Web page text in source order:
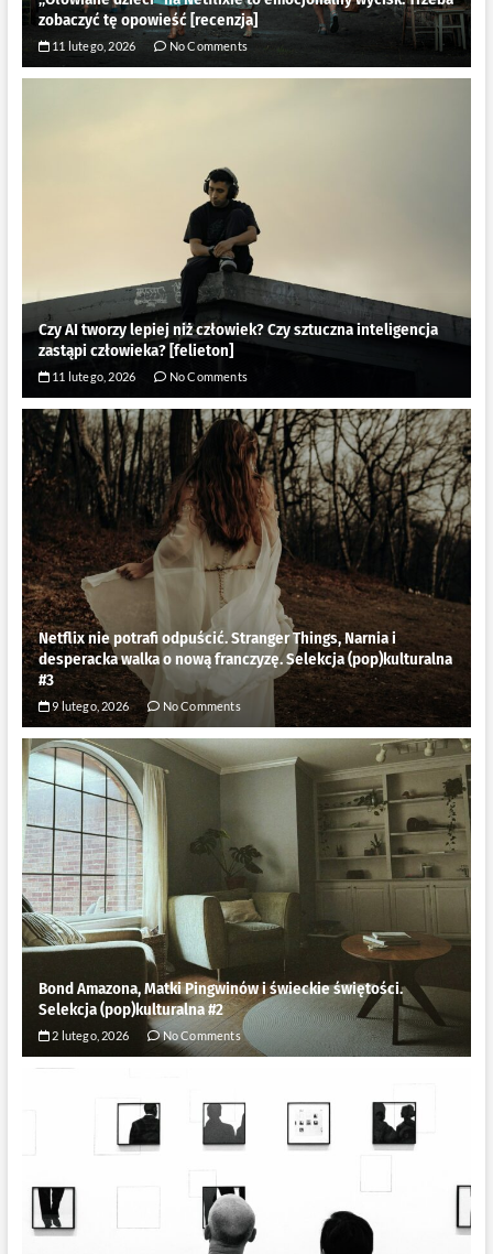
zobaczyć tę opowieść [recenzja]
11 lutego, 2026 No Comments
Czy AI tworzy lepiej niż człowiek? Czy sztuczna inteligencja
zastąpi człowieka? [felieton]
11 lutego, 2026 No Comments
Netflix nie potrafi odpuścić. Stranger Things, Narnia i
desperacka walka o nową franczyzę. Selekcja (pop)kulturalna
#3
9 lutego, 2026 No Comments
Bond Amazona, Matki Pingwinów i świeckie świętości.
Selekcja (pop)kulturalna #2
2 lutego, 2026 No Comments